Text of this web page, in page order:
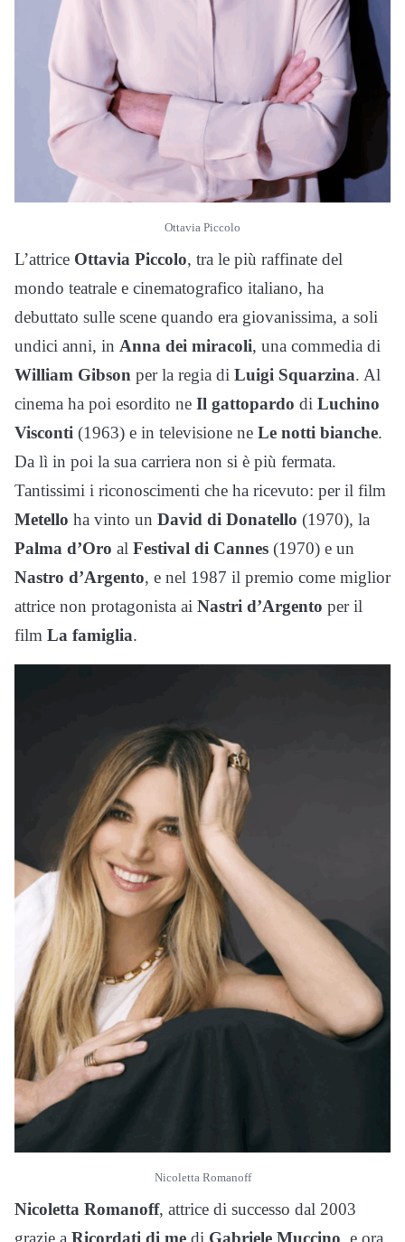
Ottavia Piccolo
L’attrice Ottavia Piccolo, tra le più raffinate del
mondo teatrale e cinematografico italiano, ha
debuttato sulle scene quando era giovanissima, a soli
undici anni, in Anna dei miracoli, una commedia di
William Gibson per la regia di Luigi Squarzina. Al
cinema ha poi esordito ne Il gattopardo di Luchino
Visconti (1963) e in televisione ne Le notti bianche.
Da lì in poi la sua carriera non si è più fermata.
Tantissimi i riconoscimenti che ha ricevuto: per il film
Metello ha vinto un David di Donatello (1970), la
Palma d’Oro al Festival di Cannes (1970) e un
Nastro d’Argento, e nel 1987 il premio come miglior
attrice non protagonista ai Nastri d’Argento per il
film La famiglia.
Nicoletta Romanoff
Nicoletta Romanoff, attrice di successo dal 2003
grazie a Ricordati di me di Gabriele Muccino, e ora